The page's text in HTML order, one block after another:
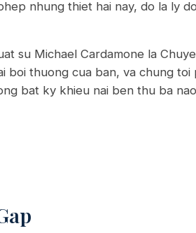
nhung thiet hai nay, do la ly
su Michael Cardamone la
boi thuong cua ban, va chung
bat ky khieu nai ben thu ba